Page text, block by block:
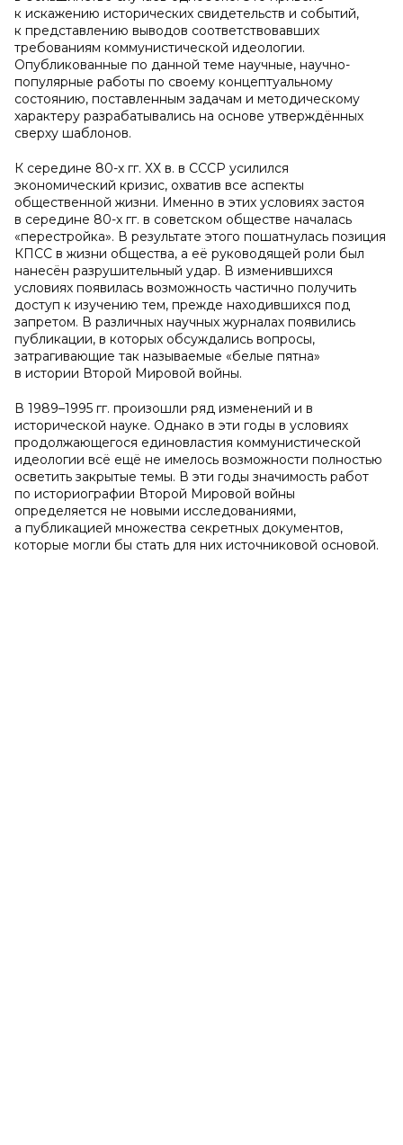
к искажению исторических свидетельств и событий,
к представлению выводов соответствовавших
требованиям коммунистической идеологии.
Опубликованные по данной теме научные, научно-
популярные работы по своему концептуальному
состоянию, поставленным задачам и методическому
характеру разрабатывались на основе утверждённых
сверху шаблонов.
К середине 80-х гг. ХХ в. в СССР усилился
экономический кризис, охватив все аспекты
общественной жизни. Именно в этих условиях застоя
в середине 80-х гг. в советском обществе началась
«перестройка». В результате этого пошатнулась позиция
КПСС в жизни общества, а её руководящей роли был
нанесён разрушительный удар. В изменившихся
условиях появилась возможность частично получить
доступ к изучению тем, прежде находившихся под
запретом. В различных научных журналах появились
публикации, в которых обсуждались вопросы,
затрагивающие так называемые «белые пятна»
в истории Второй Мировой войны.
В 1989–1995 гг. произошли ряд изменений и в
исторической науке. Однако в эти годы в условиях
продолжающегося единовластия коммунистической
идеологии всё ещё не имелось возможности полностью
осветить закрытые темы. В эти годы значимость работ
по историографии Второй Мировой войны
определяется не новыми исследованиями,
а публикацией множества секретных документов,
которые могли бы стать для них источниковой основой.